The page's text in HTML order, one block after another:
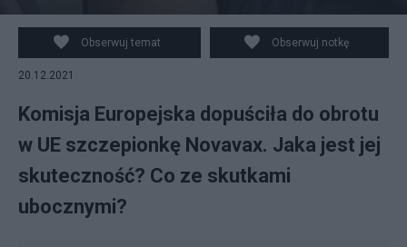
fot. PAP/EPA/FEHIM DEMIR
Obserwuj temat Obserwuj notkę
20.12.2021
Komisja Europejska dopuściła do obrotu
w UE szczepionkę Novavax. Jaka jest jej
skuteczność? Co ze skutkami
ubocznymi?